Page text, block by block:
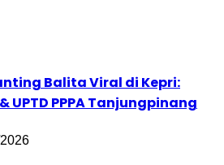
Balita Viral di Kepri:
UPTD PPPA Tanjungpinang